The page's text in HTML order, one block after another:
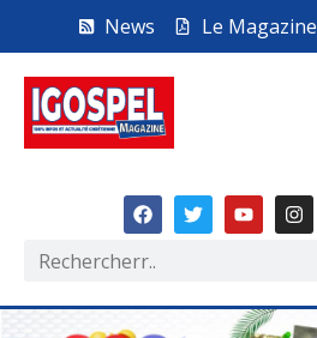
News Le Magazine